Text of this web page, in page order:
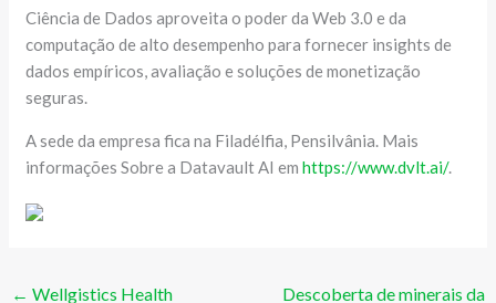
Ciência de Dados aproveita o poder da Web 3.0 e da
computação de alto desempenho para fornecer insights de
dados empíricos, avaliação e soluções de monetização
seguras.
A sede da empresa fica na Filadélfia, Pensilvânia. Mais
informações Sobre a Datavault AI emhttps://www.dvlt.ai/.
← Wellgistics Health
Descoberta de minerais da